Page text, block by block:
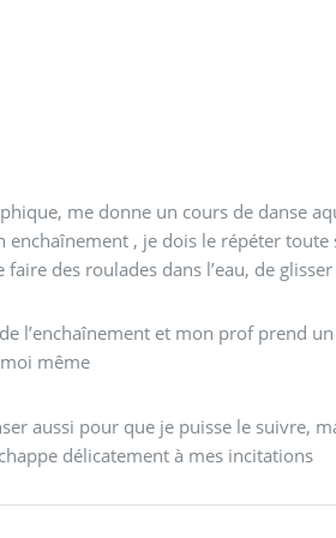
me donne un cours de danse
enchaînement , je dois le répéter toute
faire des roulades dans l’eau, de glisser
l’enchaînement et mon prof prend
même
aussi pour que je puisse le suivre,
délicatement à mes incitations